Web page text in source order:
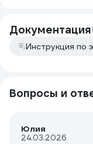
Документация
Инструкция по
Вопросы и
Юлия
24.03.2026